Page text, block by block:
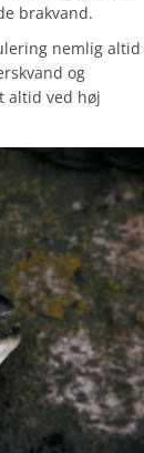
brakvand.
nemlig altid
og
altid ved høj